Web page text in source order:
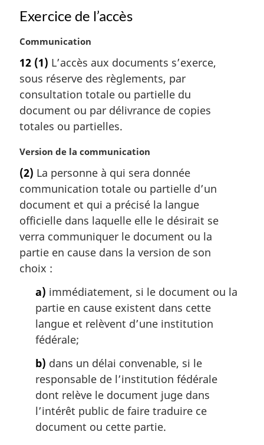
a
e
:
Exercice de l’accès
N
t
e
m
a
g
n
a
e
:
Communication
12 (1) L’accès aux documents s’exerce,
sous réserve des règlements, par
consultation totale ou partielle du
document ou par délivrance de copies
totales ou partielles.
N
t
e
m
a
g
i
n
Version de la communication
(2) La personne à qui sera donnée
communication totale ou partielle d’un
document et qui a précisé la langue
officielle dans laquelle elle le désirait se
verra communiquer le document ou la
partie en cause dans la version de son
choix :
a) immédiatement, si le document ou la
partie en cause existent dans cette
langue et relèvent d’une institution
fédérale;
b) dans un délai convenable, si le
responsable de l’institution fédérale
dont relève le document juge dans
l’intérêt public de faire traduire ce
document ou cette partie.